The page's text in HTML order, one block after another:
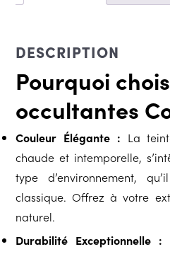
DESCRIPTION
Pourquoi
occultantes
Couleur Élégante : La
chaude et intemporelle,
type d’environnement,
classique. Offrez à votre
naturel.
Durabilité Exceptionnelle :